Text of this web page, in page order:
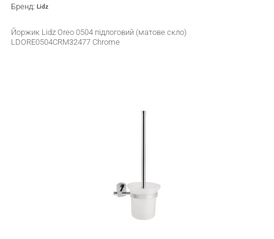
Бренд: Lidz
Йоржик Lidz Oreo 0504 підлоговий (матове скло)
LDORE0504CRM32477 Chrome